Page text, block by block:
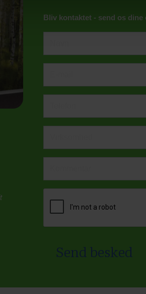
Bliv kontaktet - send os dine
Send besked